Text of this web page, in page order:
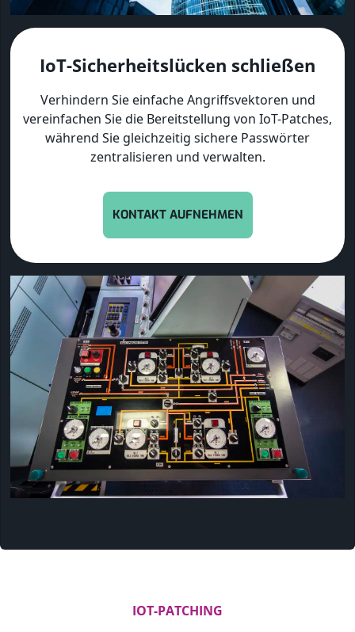
IoT-Sicherheitslücken schließen
Verhindern Sie einfache Angriffsvektoren und
vereinfachen Sie die Bereitstellung von IoT-Patches,
während Sie gleichzeitig sichere Passwörter
zentralisieren und verwalten.
KONTAKT AUFNEHMEN
IOT-PATCHING